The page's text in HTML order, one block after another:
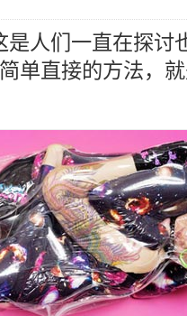
是人们一直在探讨
单直接的方法，